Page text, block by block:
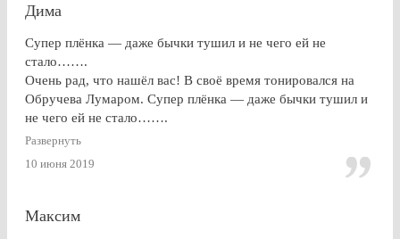
Дима
Супер плёнка — даже бычки тушил и не чего ей не
стало…….
Очень рад, что нашёл вас! В своё время тонировался на
Обручева Лумаром. Супер плёнка — даже бычки тушил и
не чего ей не стало…….
Развернуть
10 июня 2019
Максим